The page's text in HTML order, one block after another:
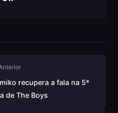
recupera a fala na 5ª
de The Boys